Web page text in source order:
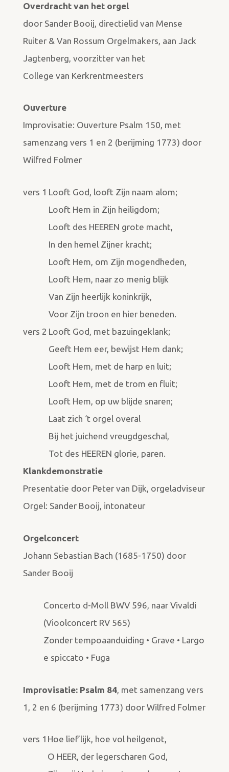
Overdracht van het orgel
door Sander Booij, directielid van Mense
Ruiter & Van Rossum Orgelmakers, aan Jack
Jagtenberg, voorzitter van het
College van Kerkrentmeesters
Ouverture
Improvisatie: Ouverture Psalm 150, met
samenzang vers 1 en 2 (berijming 1773) door
Wilfred Folmer
vers 1 Looft God, looft Zijn naam alom;
Looft Hem in Zijn heiligdom;
Looft des HEEREN grote macht,
In den hemel Zijner kracht;
Looft Hem, om Zijn mogendheden,
Looft Hem, naar zo menig blijk
Van Zijn heerlijk koninkrijk,
Voor Zijn troon en hier beneden.
vers 2 Looft God, met bazuingeklank;
Geeft Hem eer, bewijst Hem dank;
Looft Hem, met de harp en luit;
Looft Hem, met de trom en fluit;
Looft Hem, op uw blijde snaren;
Laat zich ‘t orgel overal
Bij het juichend vreugdgeschal,
Tot des HEEREN glorie, paren.
Klankdemonstratie
Presentatie door Peter van Dijk, orgeladviseur
Orgel: Sander Booij, intonateur
Orgelconcert
Johann Sebastian Bach (1685-1750) door
Sander Booij
Concerto d-Moll BWV 596, naar Vivaldi
(Vioolconcert RV 565)
Zonder tempoaanduiding • Grave • Largo
e spiccato • Fuga
Improvisatie: Psalm 84, met samenzang vers
1, 2 en 6 (berijming 1773) door Wilfred Folmer
vers 1 Hoe lief’lijk, hoe vol heilgenot,
O HEER, der legerscharen God,